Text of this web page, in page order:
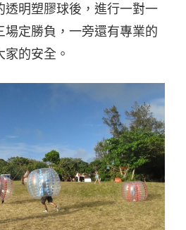
透明塑膠球後，進行一對一
場定勝負，一旁還有專業的
的安全。